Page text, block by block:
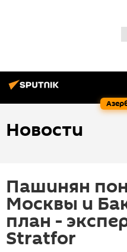
Новости
Пашинян
Москвы и
план -
Stratfor